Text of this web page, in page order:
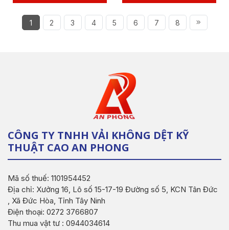
1 2 3 4 5 6 7 8
CÔNG TY TNHH VẢI KHÔNG DỆT KỸ
THUẬT CAO AN PHONG
Mã số thuế: 1101954452
Địa chỉ: Xưởng 16, Lô số 15-17-19 Đường số 5, KCN Tân Đức
, Xã Đức Hòa, Tỉnh Tây Ninh
Điện thoại: 0272 3766807
Thu mua vật tư : 0944034614